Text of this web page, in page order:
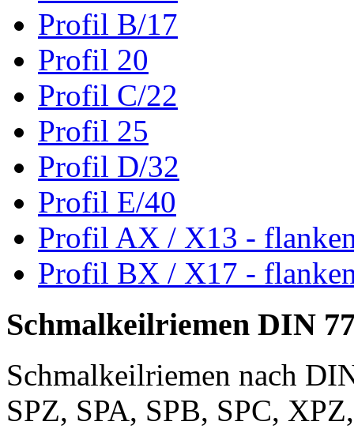
Profil B/17
Profil 20
Profil C/22
Profil 25
Profil D/32
Profil E/40
Profil AX / X13 -
Profil BX / X17 -
Schmalkeilriemen DIN
Schmalkeilriemen nach
SPZ, SPA, SPB, SPC,